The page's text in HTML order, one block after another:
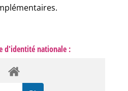
d'identité nationale :